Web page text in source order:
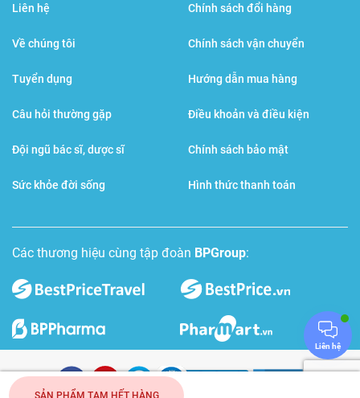
SẢN PHẨM TẠM HẾT HÀNG
Liên hệ
Về chúng tôi
Tuyển dụng
Câu hỏi thường gặp
Đội ngũ bác sĩ, dược sĩ
Sức khỏe đời sống
Chính sách đổi hàng
Chính sách vận chuyển
Hướng dẫn mua hàng
Điều khoản và điều kiện
Chính sách bảo mật
Hình thức thanh toán
Các thương hiệu cùng tập đoàn BPGroup:
Liên hệ